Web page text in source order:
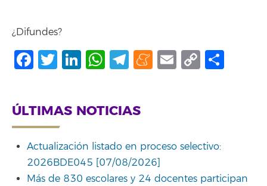
¿Difundes?
Facebook
Twitter
LinkedIn
WhatsApp
Telegram
Meneame
Email
Copy
ÚLTIMAS NOTICIAS
Actualización listado en proceso selectivo:
2026BDE045 [07/08/2026]
Más de 830 escolares y 24 docentes participan